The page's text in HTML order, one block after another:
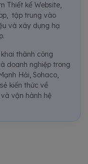
Thiết kế Website,
tập trung vào
và xây dựng hạ
thành công
doanh nghiệp trong
Hải, Sohaco,
kiến thức về
vận hành hệ